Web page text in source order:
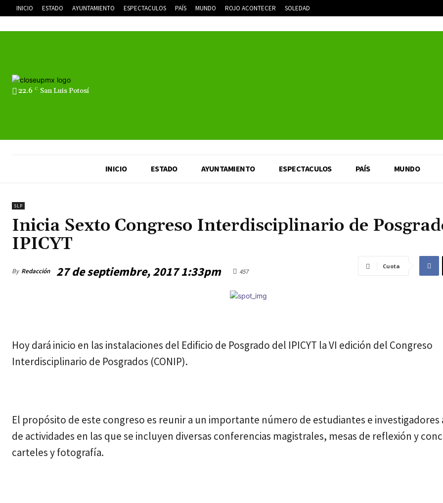
INICIO ESTADO AYUNTAMIENTO ESPECTACULOS PAÍS MUNDO ROJO ACONTECER SOLEDAD
22.6 C San Luis Potosí
INICIO ESTADO AYUNTAMIENTO ESPECTACULOS PAÍS MUNDO
SLP
Inicia Sexto Congreso Interdisciplinario de
IPICYT
By Redacción 27 de septiembre, 2017 1:33pm 457
Cuota
Hoy dará inicio en las instalaciones del Edificio de Posgrado del IPICYT la VI edición del Congreso
Interdisciplinario de Posgrados (CONIP).
El propósito de este congreso es reunir a un importante número de estudiantes e investigadores
de actividades en las que se incluyen diversas conferencias magistrales, mesas de reflexión y
carteles y fotografía.